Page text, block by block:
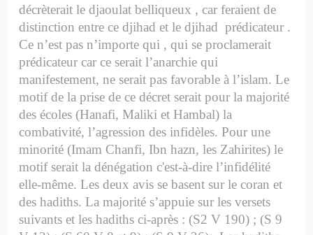
décrèterait le djaoulat belliqueux , car feraient de
distinction entre ce djihad et le djihad prédicateur .
Ce n’est pas n’importe qui , qui se proclamerait
prédicateur car ce serait l’anarchie qui
manifestement, ne serait pas favorable à l’islam. Le
motif de la prise de ce décret serait pour la majorité
des écoles (Hanafi, Maliki et Hambal) la
combativité, l’agression des infidèles. Pour une
minorité (Imam Chanfi, Ibn hazn, les Zahirites) le
motif serait la dénégation c'est-à-dire l’infidélité
elle-même. Les deux avis se basent sur le coran et
des hadiths. La majorité s’appuie sur les versets
suivants et les hadiths ci-après : (S2 V 190) ; (S 9